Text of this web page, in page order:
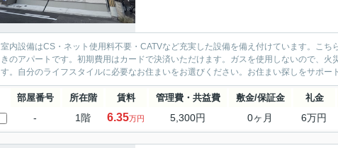
室内設備はCS・ネット使用料不要・CATVなど充実した設備を備え付けています。こ
きのアパートです。初期費用はカードで決済いただけます。ガスを使用しないので、
す。自分のライフスタイルに必要なお住まいをお選びください。お住まい探しをサポー
部屋番号 所在階 賃料 管理費・共益費 敷金/保証金 礼金
- 1階 6.35万円 5,300円 0ヶ月 6万円